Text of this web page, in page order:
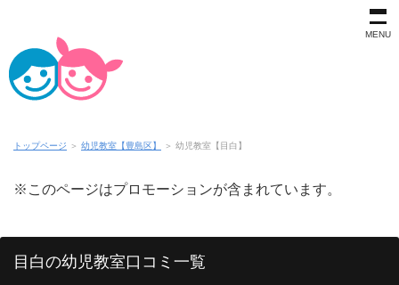
MENU
トップページ ＞ 幼児教室【豊島区】 ＞ 幼児教室【目白】
※このページはプロモーションが含まれています。
目白の幼児教室口コミ一覧